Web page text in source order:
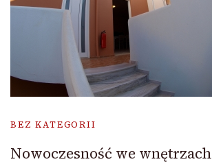
BEZ KATEGORII
Nowoczesność we wnętrzach